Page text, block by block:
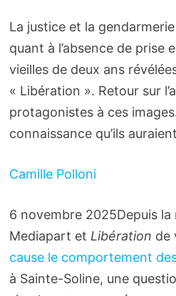
La justice et la
quant à l’absence de prise
vieilles de deux ans
« Libération ». Retour sur
protagonistes à ces
connaissance qu’ils
Camille Polloni
6 novembre 2025Depuisla
Mediapart et Libération de
cause le comportement
à Sainte-Soline, une